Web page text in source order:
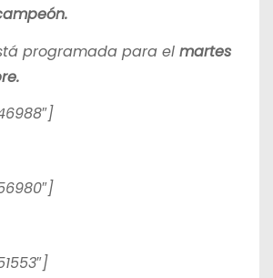
programada para el martes